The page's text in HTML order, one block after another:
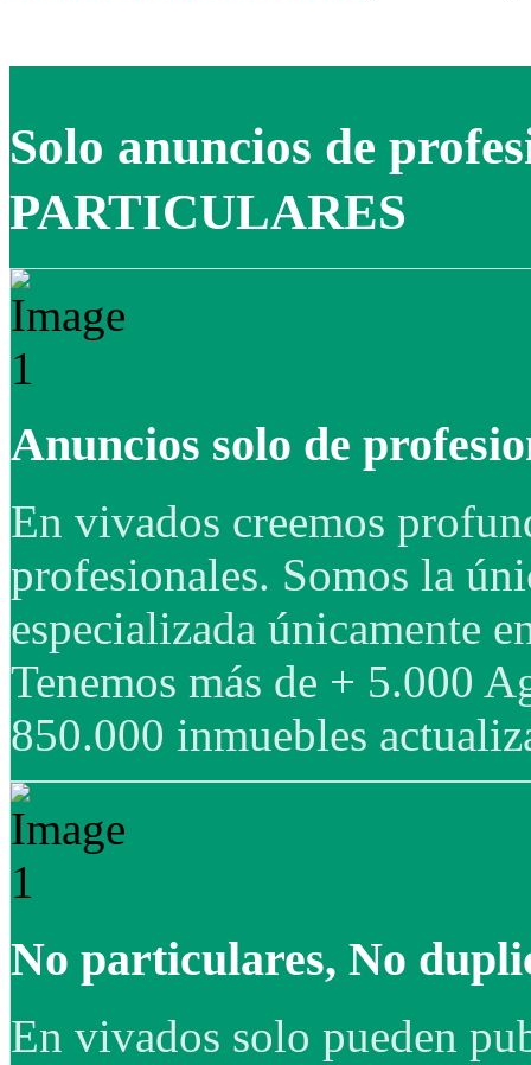
Solo anuncios de
PARTICULARES
Anuncios solo de
En vivados creemos
profesionales. Somos la
especializada únicamente
Tenemos más de + 5.000
850.000 inmuebles
No particulares, No
En vivados solo pueden